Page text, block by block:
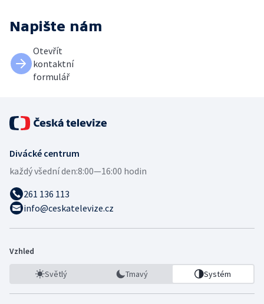
Napište nám
Otevřít
kontaktní
formulář
Divácké centrum
každý všední den:8:00—16:00 hodin
261 136 113
info@ceskatelevize.cz
Vzhled
Světlý Tmavý Systém